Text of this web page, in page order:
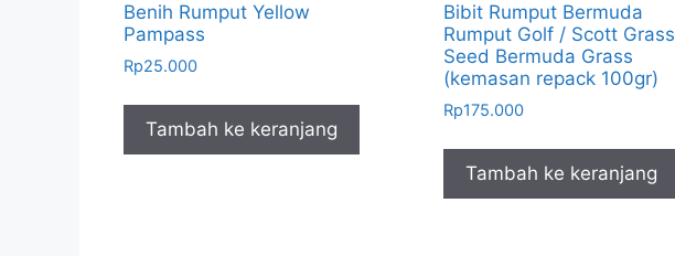
Benih Rumput Yellow
Pampass
Rp25.000
Tambah ke keranjang
Bibit Rumput Bermuda
Rumput Golf / Scott Grass
Seed Bermuda Grass
(kemasan repack 100gr)
Rp175.000
Tambah ke keranjang